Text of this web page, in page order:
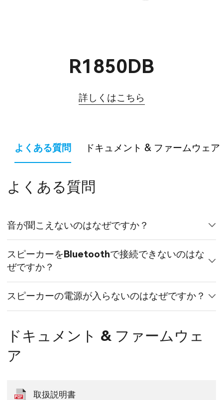
R1850DB
詳しくはこちら
よくある質問 ドキュメント & ファームウェア
よくある質問
音が聞こえないのはなぜですか？
スピーカーをBluetoothで接続できないのはな
ぜですか？
スピーカーの電源が入らないのはなぜですか？
ドキュメント & ファームウェ
ア
取扱説明書